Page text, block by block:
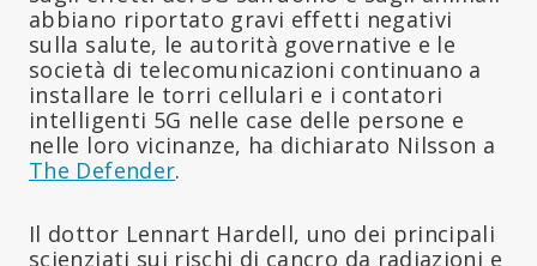
abbiano riportato gravi effetti negativi
sulla salute, le autorità governative e le
società di telecomunicazioni continuano a
installare le torri cellulari e i contatori
intelligenti 5G nelle case delle persone e
nelle loro vicinanze, ha dichiarato Nilsson a
The Defender.
Il dottor Lennart Hardell, uno dei principali
scienziati sui rischi di cancro da radiazioni e